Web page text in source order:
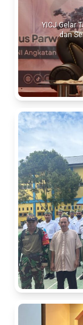
YICJ Gelar
dan